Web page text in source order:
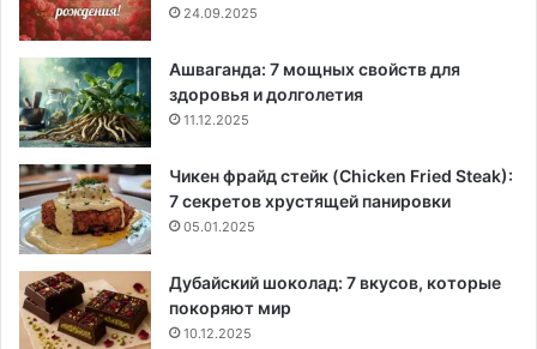
24.09.2025
Ашваганда: 7 мощных свойств для
здоровья и долголетия
11.12.2025
Чикен фрайд стейк (Chicken Fried Steak):
7 секретов хрустящей панировки
05.01.2025
Дубайский шоколад: 7 вкусов, которые
покоряют мир
10.12.2025